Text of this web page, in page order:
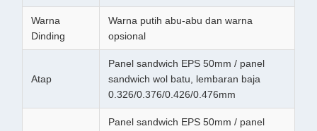
Warna
Dinding
Warna putih abu-abu dan warna
opsional
Atap
Panel sandwich EPS 50mm / panel
sandwich wol batu, lembaran baja
0.326/0.376/0.426/0.476mm
Panel sandwich EPS 50mm / panel